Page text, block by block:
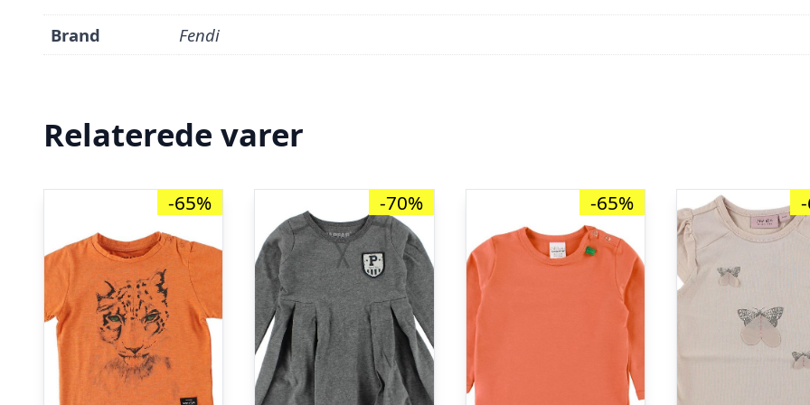
Brand Fendi
Relaterede varer
-65% -70% -65%